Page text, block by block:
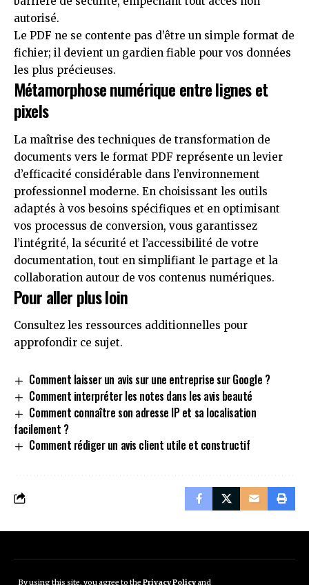
By using this site, you agree to the Privacy Policyand
autorisé.
Le PDF ne se contente pas d’être un simple format de
fichier; il devient un gardien fiable pour vos données
les plus précieuses.
Métamorphose numérique entre lignes et
pixels
La maîtrise des techniques de transformation de
documents vers le format PDF représente un levier
d’efficacité considérable dans l’environnement
professionnel moderne. En choisissant les outils
adaptés à vos besoins spécifiques et en optimisant
vos processus de conversion, vous garantissez
l’intégrité, la sécurité et l’accessibilité de votre
documentation, tout en simplifiant le partage et la
collaboration autour de vos contenus numériques.
Pour aller plus loin
Consultez les ressources additionnelles pour
approfondir ce sujet.
Comment laisser un avis sur une entreprise sur Google ?
Comment interpréter les notes dans les avis beauté
Comment connaître son adresse IP et sa localisation
facilement ?
Comment rédiger un avis client utile et constructif
Mentions légales Données personnelles